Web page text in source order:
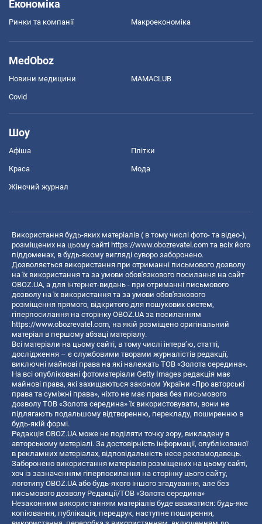
Економіка
Ринки та компанії Макроекономіка
MedOboz
Новини медицини MAMACLUB
Covid
Шоу
Афіша Плітки
Краса Мода
Жіночий журнал
Використання будь-яких матеріалів ( в тому числі фото- та відео-),
розміщених на цьому сайті https://www.obozrevatel.com та всіх його
піддоменах, в будь-якому вигляді суворо заборонено.
Дозволяється використання при отриманні письмового дозволу
на їх використання та за умови обов'язкового посилання на сайт
OBOZ.UA, а для інтернет-видань - при отриманні письмового
дозволу на їх використання та за умови обов'язкового
розміщення прямого, відкритого для пошукових систем,
гіперпосилання на сторінку OBOZ.UA за посиланням
https://www.obozrevatel.com, на якій розміщено оригінальний
матеріал в першому абзаці матеріалу.
Всі матеріали на цьому сайті, в тому числі інтерв’ю, статті,
дослідження – є службовими творами журналістів редакції,
виключні майнові права на які належать ТОВ «Золота середина».
На всі опубліковані фотоматеріали Getty Images редакція має
майнові права, які захищаються законом України «Про авторські
права та суміжні права», ніхто не має права без письмового
дозволу ТОВ «Золота середина» їх використовувати, вони не
підлягають подальшому відтворенню, перекладу, поширенню в
будь-якій формі.
Редакція OBOZ.UA може не поділяти точку зору, викладену в
авторському матеріалі. За достовірність інформації, опублікованої
в рекламних матеріалах, відповідальність несе рекламодавець.
Заборонено використання матеріалів розміщених на цьому сайті,
хоч із зазначенням гіперпосилання на сторінку цього сайту,
логотипу OBOZ.UA або будь-якого іншого згадування, але без
письмового дозволу Редакції/ТОВ «Золота середина»
Незаконним використанням матеріалів буде вважатися: будь-яке
копiювання, публiкацiя, передрук, наступне поширення,